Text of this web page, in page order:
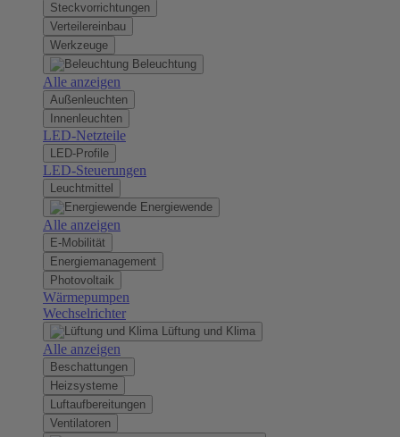
Steckvorrichtungen
Verteilereinbau
Werkzeuge
Beleuchtung
Alle anzeigen
Außenleuchten
Innenleuchten
LED-Netzteile
LED-Profile
LED-Steuerungen
Leuchtmittel
Energiewende
Alle anzeigen
E-Mobilität
Energiemanagement
Photovoltaik
Wärmepumpen
Wechselrichter
Lüftung und Klima
Alle anzeigen
Beschattungen
Heizsysteme
Luftaufbereitungen
Ventilatoren